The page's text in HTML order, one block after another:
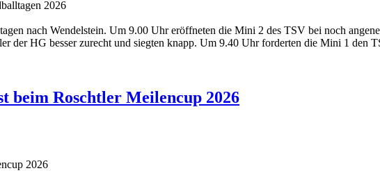
nach Wendelstein. Um 9.00 Uhr eröffneten die Mini 2 des TSV bei noch
der HG besser zurecht und siegten knapp. Um 9.40 Uhr forderten die Mini 1 den
beim Roschtler Meilencup 2026